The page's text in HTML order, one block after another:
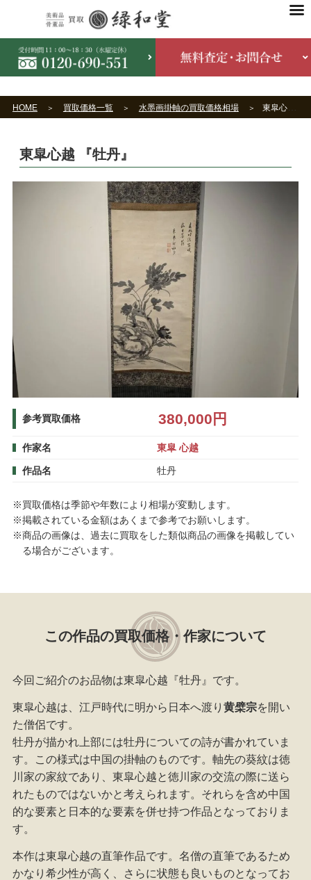
HOME 買取価格一覧 水墨画掛軸の買取価格相場 東皐心越 『牡丹』
東皐心越 『牡丹』
参考買取価格 380,000円
作家名 東皐 心越
作品名 牡丹
※買取価格は季節や年数により相場が変動します。
※掲載されている金額はあくまで参考でお願いします。
※商品の画像は、過去に買取をした類似商品の画像を掲載してい
る場合がございます。
この作品の買取価格・作家について
今回ご紹介のお品物は東皐心越『牡丹』です。
東皐心越は、江戸時代に明から日本へ渡り 黄檗宗を開い
た僧侶です。
牡丹が描かれ上部には牡丹についての詩が書かれていま
す。この様式は中国の掛軸のものです。軸先の葵紋は徳
川家の家紋であり、東皐心越と徳川家の交流の際に送ら
れたものではないかと考えられます。それらを含め中国
的な要素と日本的な要素を併せ持つ作品となっておりま
す。
本作は東皐心越の直筆作品です。名僧の直筆であるため
かなり希少性が高く、さらに状態も良いものとなってお